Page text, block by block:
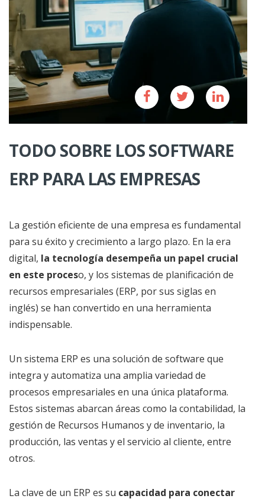
TODO SOBRE LOS SOFTWARE
ERP PARA LAS EMPRESAS
La gestión eficiente de una empresa es fundamental
para su éxito y crecimiento a largo plazo. En la era
digital, la tecnología desempeña un papel crucial
en este proceso, y los sistemas de planificación de
recursos empresariales (ERP, por sus siglas en
inglés) se han convertido en una herramienta
indispensable.
Un sistema ERP es una solución de software que
integra y automatiza una amplia variedad de
procesos empresariales en una única plataforma.
Estos sistemas abarcan áreas como la contabilidad, la
gestión de Recursos Humanos y de inventario, la
producción, las ventas y el servicio al cliente, entre
otros.
La clave de un ERP es su capacidad para conectar